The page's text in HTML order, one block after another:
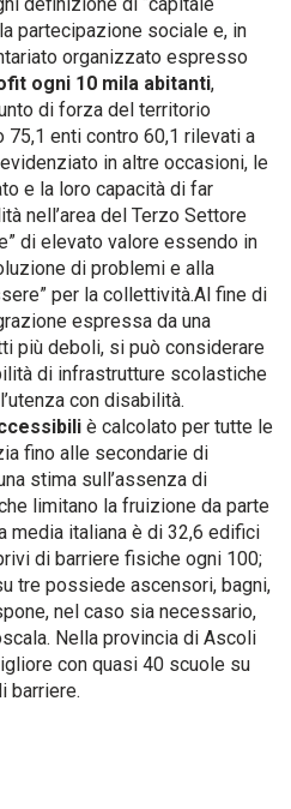
partecipazione sociale e, in
organizzato espresso
ogni 10 mila abitanti,
di forza del territorio
75,1 enti contro 60,1 rilevati a
in altre occasioni, le
e la loro capacità di far
nell’area del Terzo Settore
di elevato valore essendo in
di problemi e alla
per la collettività.Al fine di
espressa da una
più deboli, si può considerare
di infrastrutture scolastiche
con disabilità.
è calcolato per tutte le
fino alle secondarie di
stima sull’assenza di
limitano la fruizione da parte
media italiana è di 32,6 edifici
di barriere fisiche ogni 100;
tre possiede ascensori, bagni,
nel caso sia necessario,
Nella provincia di Ascoli
con quasi 40 scuole su
barriere.